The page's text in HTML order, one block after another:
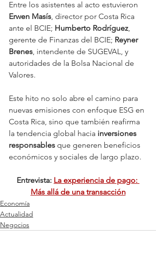
Entre los asistentes al acto estuvieron
Erwen Masís, director por Costa Rica
ante el BCIE; Humberto Rodríguez,
gerente de Finanzas del BCIE; Reyner
Brenes, intendente de SUGEVAL, y
autoridades de la Bolsa Nacional de
Valores.
Este hito no solo abre el camino para
nuevas emisiones con enfoque ESG en
Costa Rica, sino que también reafirma
la tendencia global hacia inversiones
responsables que generen beneficios
económicos y sociales de largo plazo.
Entrevista: La experiencia de pago:
Más allá de una transacción
Economía
Actualidad
Negocios